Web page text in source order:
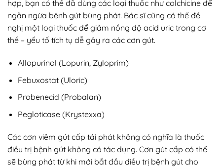
hợp, bạn có thể đã dùng các loại thuốc như colchicine để
ngăn ngừa bệnh gút bùng phát. Bác sĩ cũng có thể đề
nghị một loại thuốc để giảm nồng độ acid uric trong cơ
thể – yếu tố tích tụ dễ gây ra các cơn gút.
Allopurinol (Lopurin, Zyloprim)
Febuxostat (Uloric)
Probenecid (Probalan)
Pegloticase (Krystexxa)
Các cơn viêm gút cấp tái phát không có nghĩa là thuốc
điều trị bệnh gút không có tác dụng. Cơn gút cấp có thể
sẽ bùng phát từ khi mới bắt đầu điều trị bệnh gút cho